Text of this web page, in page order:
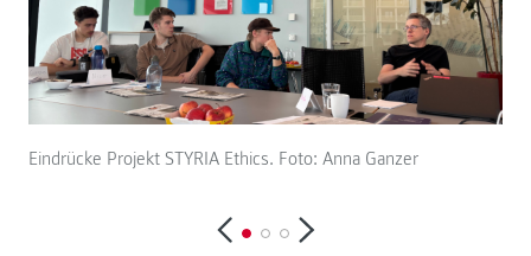
Eindrücke Projekt STYRIA Ethics. Foto: Anna Ganzer